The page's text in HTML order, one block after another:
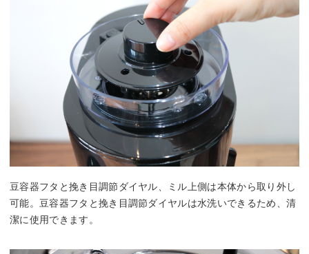
豆容器フタと挽き目調節ダイヤル、ミル上側は本体から取り外し
可能。豆容器フタと挽き目調節ダイヤルは水洗いできるため、清
潔に使用できます。